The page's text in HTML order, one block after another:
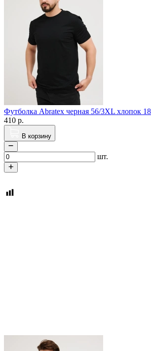
Футболка Abratex черная 56/3XL хлопок
410 р.
В корзину
шт.